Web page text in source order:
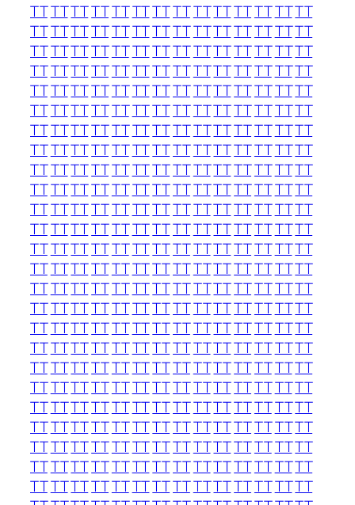
TTTTTTTTTTTTTTTTTTTTTTTTTTTT
TTTTTTTTTTTTTTTTTTTTTTTTTTTT
TTTTTTTTTTTTTTTTTTTTTTTTTTTT
TTTTTTTTTTTTTTTTTTTTTTTTTTTT
TTTTTTTTTTTTTTTTTTTTTTTTTTTT
TTTTTTTTTTTTTTTTTTTTTTTTTTTT
TTTTTTTTTTTTTTTTTTTTTTTTTTTT
TTTTTTTTTTTTTTTTTTTTTTTTTTTT
TTTTTTTTTTTTTTTTTTTTTTTTTTTT
TTTTTTTTTTTTTTTTTTTTTTTTTTTT
TTTTTTTTTTTTTTTTTTTTTTTTTTTT
TTTTTTTTTTTTTTTTTTTTTTTTTTTT
TTTTTTTTTTTTTTTTTTTTTTTTTTTT
TTTTTTTTTTTTTTTTTTTTTTTTTTTT
TTTTTTTTTTTTTTTTTTTTTTTTTTTT
TTTTTTTTTTTTTTTTTTTTTTTTTTTT
TTTTTTTTTTTTTTTTTTTTTTTTTTTT
TTTTTTTTTTTTTTTTTTTTTTTTTTTT
TTTTTTTTTTTTTTTTTTTTTTTTTTTT
TTTTTTTTTTTTTTTTTTTTTTTTTTTT
TTTTTTTTTTTTTTTTTTTTTTTTTTTT
TTTTTTTTTTTTTTTTTTTTTTTTTTTT
TTTTTTTTTTTTTTTTTTTTTTTTTTTT
TTTTTTTTTTTTTTTTTTTTTTTTTTTT
TTTTTTTTTTTTTTTTTTTTTTTTTTTT